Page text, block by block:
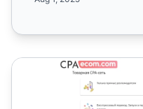
CPAecom Partnerprogram